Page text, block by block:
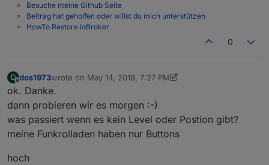
Besuche meine Github Seite
Beitrag hat geholfen oder willst du mich unterstützen
HowTo Restore ioBroker
0
D
Offline
dos1973wrote on May 14, 2019, 7:27 PM
last edited by dos1973May 14, 2019, 9:28 PM
ok. Danke.
dann probieren wir es morgen :-)
was passiert wenn es kein Level oder Postion gibt?
meine Funkrolladen haben nur Buttons
hoch